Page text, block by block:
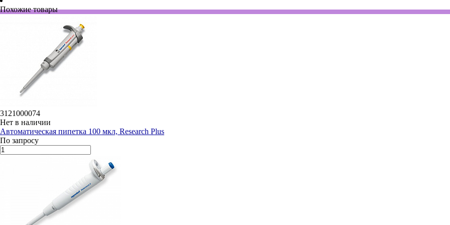
Похожие товары
3121000074
Нет в наличии
Автоматическая пипетка 100 мкл, Research Plus
По запросу